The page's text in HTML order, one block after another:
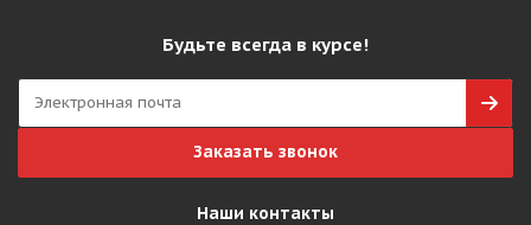
Будьте всегда в курсе!
Заказать звонок
Наши контакты